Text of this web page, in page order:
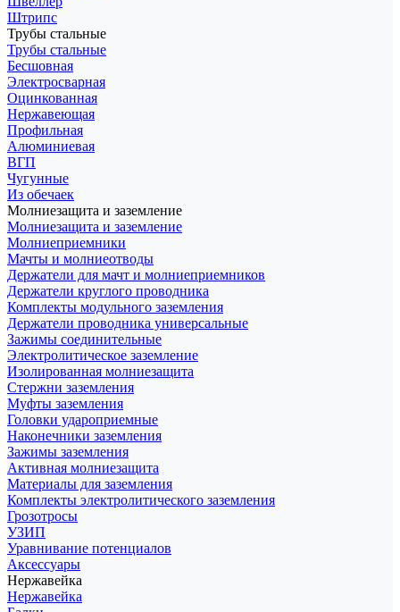
Штрипс
Трубы стальные
Трубы стальные
Бесшовная
Электросварная
Оцинкованная
Нержавеющая
Профильная
Алюминиевая
ВГП
Чугунные
Из обечаек
Молниезащита и заземление
Молниезащита и заземление
Молниеприемники
Мачты и молниеотводы
Держатели для мачт и молниеприемников
Держатели круглого проводника
Комплекты модульного заземления
Держатели проводника универсальные
Зажимы соединительные
Электролитическое заземление
Изолированная молниезащита
Стержни заземления
Муфты заземления
Головки удароприемные
Наконечники заземления
Зажимы заземления
Активная молниезащита
Материалы для заземления
Комплекты электролитического заземления
Грозотросы
УЗИП
Уравнивание потенциалов
Аксессуары
Нержавейка
Нержавейка